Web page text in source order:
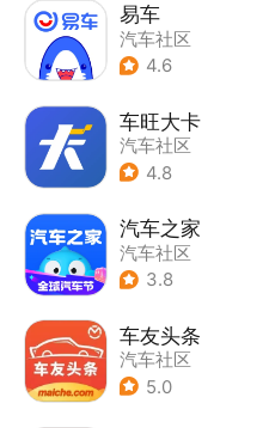
易车
汽车社区
4.6
车旺大卡
汽车社区
4.8
汽车之家
汽车社区
3.8
车友头条
汽车社区
5.0